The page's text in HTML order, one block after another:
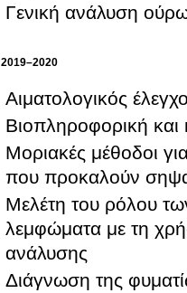
Γενική ανάλυση
2019–2020
Αιματολογικός
Βιοπληροφορική και
Μοριακές μέθοδοι
που προκαλούν
Μελέτη του ρόλου
λεμφώματα με τη
ανάλυσης
Διάγνωση της